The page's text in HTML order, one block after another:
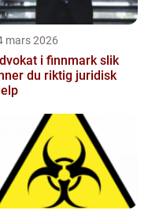
mars 2026
i finnmark slik
du riktig juridisk